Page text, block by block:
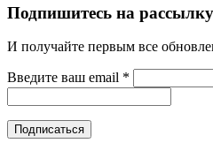
Подпишитесь на рассылку
И получайте первым все
Введите ваш email *